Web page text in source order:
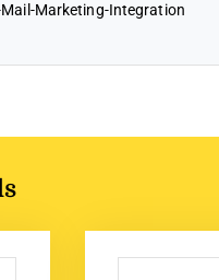
Marketing-Integration